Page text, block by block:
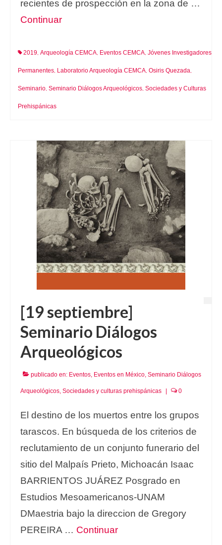
recientes de prospección en la zona de …
Continuar
2019, Arqueología CEMCA, Eventos CEMCA, Jóvenes Investigadores
Permanentes, Laboratorio Arqueología CEMCA, Osiris Quezada,
Seminario, Seminario Diálogos Arqueológicos, Sociedades y Culturas
Prehispánicas
[19 septiembre]
Seminario Diálogos
Arqueológicos
publicado en: Eventos, Eventos en México, Seminario Diálogos
Arqueológicos, Sociedades y culturas prehispánicas 0
El destino de los muertos entre los grupos
tarascos. En búsqueda de los criterios de
reclutamiento de un conjunto funerario del
sitio del Malpaís Prieto, Michoacán Isaac
BARRIENTOS JUÁREZ Posgrado en
Estudios Mesoamericanos-UNAM
DMaestria bajo la direccion de Gregory
PEREIRA … Continuar